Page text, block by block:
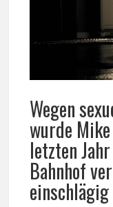
Wegen
wurde
letzten
Bahnhof